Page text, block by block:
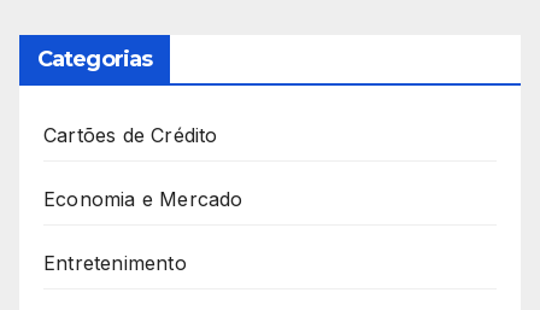
Categorias
Cartões de Crédito
Economia e Mercado
Entretenimento